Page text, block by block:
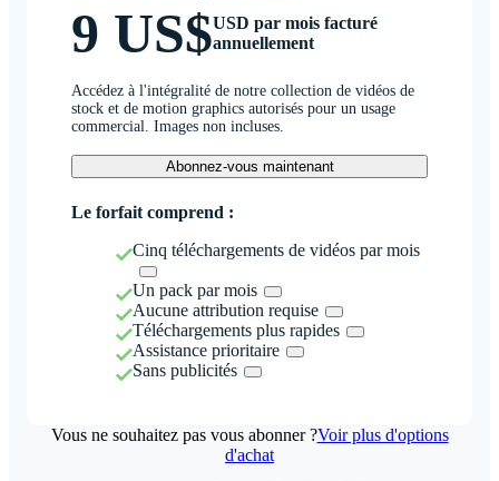
9 US$USD par mois facturé
annuellement
Accédez à l'intégralité de notre collection de vidéos de
stock et de motion graphics autorisés pour un usage
commercial. Images non incluses.
Abonnez-vous maintenant
Le forfait comprend :
Cinq téléchargements de vidéos par mois
Un pack par mois
Aucune attribution requise
Téléchargements plus rapides
Assistance prioritaire
Sans publicités
Vous ne souhaitez pas vous abonner ?Voir plus d'options
d'achat